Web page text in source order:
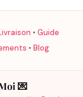
• Guide
• Blog
💌